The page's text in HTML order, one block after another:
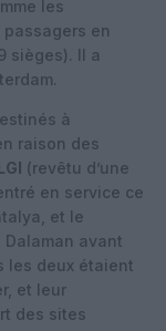
les
en
sièges). Il a
à
raison des
(revêtu d’une
en service ce
et le
Dalaman avant
les deux étaient
et leur
des sites